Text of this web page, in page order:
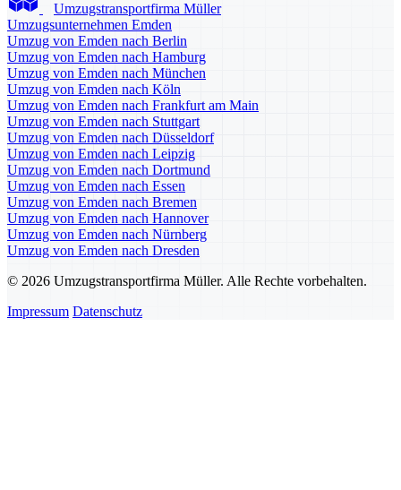
Umzugstransportfirma Müller
Umzugsunternehmen Emden
Umzug von Emden nach Berlin
Umzug von Emden nach Hamburg
Umzug von Emden nach München
Umzug von Emden nach Köln
Umzug von Emden nach Frankfurt am Main
Umzug von Emden nach Stuttgart
Umzug von Emden nach Düsseldorf
Umzug von Emden nach Leipzig
Umzug von Emden nach Dortmund
Umzug von Emden nach Essen
Umzug von Emden nach Bremen
Umzug von Emden nach Hannover
Umzug von Emden nach Nürnberg
Umzug von Emden nach Dresden
© 2026 Umzugstransportfirma Müller. Alle Rechte vorbehalten.
Impressum Datenschutz